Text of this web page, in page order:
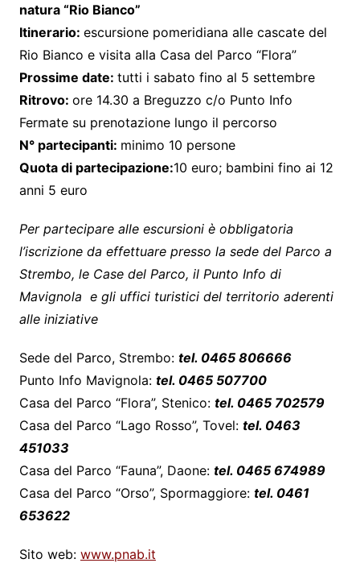
natura “Rio Bianco”
Itinerario: escursione pomeridiana alle cascate del
Rio Bianco e visita alla Casa del Parco “Flora”
Prossime date: tutti i sabato fino al 5 settembre
Ritrovo: ore 14.30 a Breguzzo c/o Punto Info
Fermate su prenotazione lungo il percorso
N° partecipanti: minimo 10 persone
Quota di partecipazione:10 euro; bambini fino ai 12
anni 5 euro
Per partecipare alle escursioni è obbligatoria
l’iscrizione da effettuare presso la sede del Parco a
Strembo, le Case del Parco, il Punto Info di
Mavignola e gli uffici turistici del territorio aderenti
alle iniziative
Sede del Parco, Strembo: tel. 0465 806666
Punto Info Mavignola: tel. 0465 507700
Casa del Parco “Flora”, Stenico: tel. 0465 702579
Casa del Parco “Lago Rosso”, Tovel: tel. 0463
451033
Casa del Parco “Fauna”, Daone: tel. 0465 674989
Casa del Parco “Orso”, Spormaggiore: tel. 0461
653622
Sito web: www.pnab.it